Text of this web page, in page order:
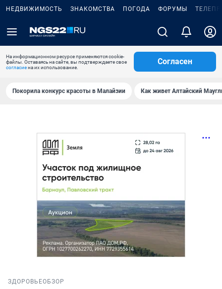
НЕДВИЖИМОСТЬ ЗНАКОМСТВА ПОГОДА ФОРУМЫ
На информационном ресурсе применяются cookie-
файлы. Оставаясь на сайте, вы подтверждаете свое
согласиена их использование.
Согласен
Покорила конкурс красоты в Малайзии Как живет Алтайский
ЗДОРОВЬЕОБЗОР